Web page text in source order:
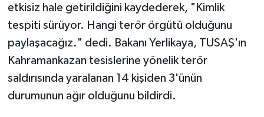
etkisiz hale getirildiğini kaydederek, "Kimlik
tespiti sürüyor. Hangi terör örgütü olduğunu
paylaşacağız." dedi. Bakanı Yerlikaya, TUSAŞ'ın
Kahramankazan tesislerine yönelik terör
saldırısında yaralanan 14 kişiden 3'ünün
durumunun ağır olduğunu bildirdi.